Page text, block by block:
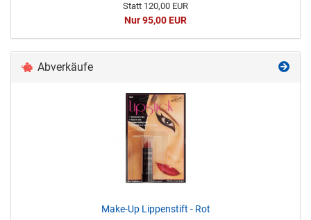
Statt 120,00 EUR
Nur 95,00 EUR
Abverkäufe
Make-Up Lippenstift - Rot